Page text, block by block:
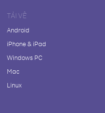
TẢI VỀ
Android
iPhone & iPad
Windows PC
Mac
Linux